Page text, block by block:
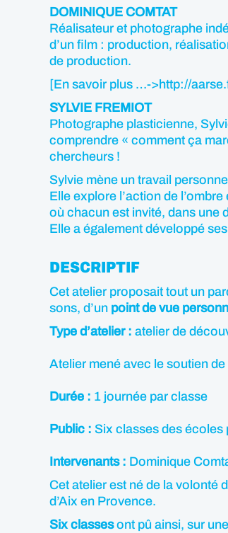
DOMINIQUE COMTAT
Réalisateur et photographe
d’un film : production,
de production.
[En savoir plus …->http://
SYLVIE FREMIOT
Photographe plasticienne,
comprendre « comment ça
chercheurs !
Sylvie mène un travail
Elle explore l’action de
où chacun est invité, dans une
Elle a également développé
DESCRIPTIF
Cet atelier proposait tout un
sons, d’un point de vue
Type d’atelier : atelier de
Atelier mené avec le soutien
Durée : 1 journée par classe
Public : Six classes des écoles
Intervenants : Dominique
Cet atelier est né de la volonté
d’Aix en Provence.
Six classesont pû ainsi, sur